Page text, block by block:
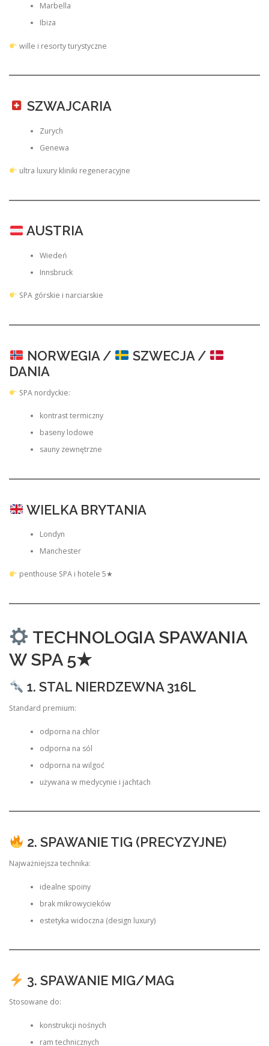
Marbella
Ibiza
wille i resorty turystyczne
SZWAJCARIA
Zurych
Genewa
ultra luxury kliniki regeneracyjne
AUSTRIA
Wiedeń
Innsbruck
SPA górskie i narciarskie
NORWEGIA /
SZWECJA /
DANIA
SPA nordyckie:
kontrast termiczny
baseny lodowe
sauny zewnętrzne
WIELKA BRYTANIA
Londyn
Manchester
penthouse SPA i hotele 5★
TECHNOLOGIA SPAWANIA
W SPA 5★
1. STAL NIERDZEWNA 316L
Standard premium:
odporna na chlor
odporna na sól
odporna na wilgoć
używana w medycynie i jachtach
2. SPAWANIE TIG (PRECYZYJNE)
Najważniejsza technika:
idealne spoiny
brak mikrowycieków
estetyka widoczna (design luxury)
3. SPAWANIE MIG/MAG
Stosowane do:
konstrukcji nośnych
ram technicznych